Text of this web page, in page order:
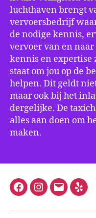
luchthaven brengt
vervoersbedrijf
de nodige kennis,
vervoer van en
kennis en expertise
staat om jou op de
helpen. Dit geldt
maar ook bij het
dergelijke. De
alles aan doen om
maken.
FacebookInstagram
E-
Yelp